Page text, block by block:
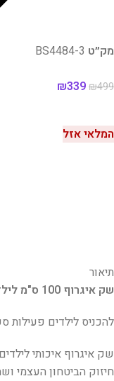
מק״ט
₪499
₪339
המלאי אזל
תיאור
שק איגרוף 100 ס"מ לילדים כולל שרשרת תלייה PACIFIX 🥊
להכניס לילדים פעילות
שק איגרוף איכותי
חיזוק הביטחון העצמי